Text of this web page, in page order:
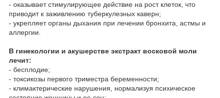
- оказывает стимулирующее действие на рост клеток, что
приводит к заживлению туберкулезных каверн;
- укрепляет органы дыхания при лечении бронхита, астмы и
аллергии.
В гинекологии и акушерстве экстракт восковой моли
лечит:
- бесплодие;
- токсикозы первого триместра беременности;
- климактерические нарушения, нормализуя психическое